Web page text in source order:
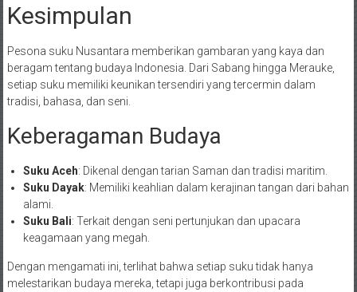
Kesimpulan
Pesona suku Nusantara memberikan gambaran yang kaya dan
beragam tentang budaya Indonesia. Dari Sabang hingga Merauke,
setiap suku memiliki keunikan tersendiri yang tercermin dalam
tradisi, bahasa, dan seni.
Keberagaman Budaya
Suku Aceh: Dikenal dengan tarian Saman dan tradisi maritim.
Suku Dayak: Memiliki keahlian dalam kerajinan tangan dari bahan
alami.
Suku Bali: Terkait dengan seni pertunjukan dan upacara
keagamaan yang megah.
Dengan mengamati ini, terlihat bahwa setiap suku tidak hanya
melestarikan budaya mereka, tetapi juga berkontribusi pada